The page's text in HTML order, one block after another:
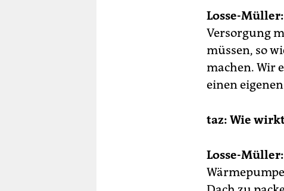
Losse-Müller:
Versorgung
müssen, so
machen. Wir
einen
taz: Wie
Losse-Müller: